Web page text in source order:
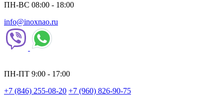
ПН-ВС 08:00 - 18:00
info@inoxnao.ru
ПН-ПТ 9:00 - 17:00
+7 (846) 255-08-20 +7 (960) 826-90-75